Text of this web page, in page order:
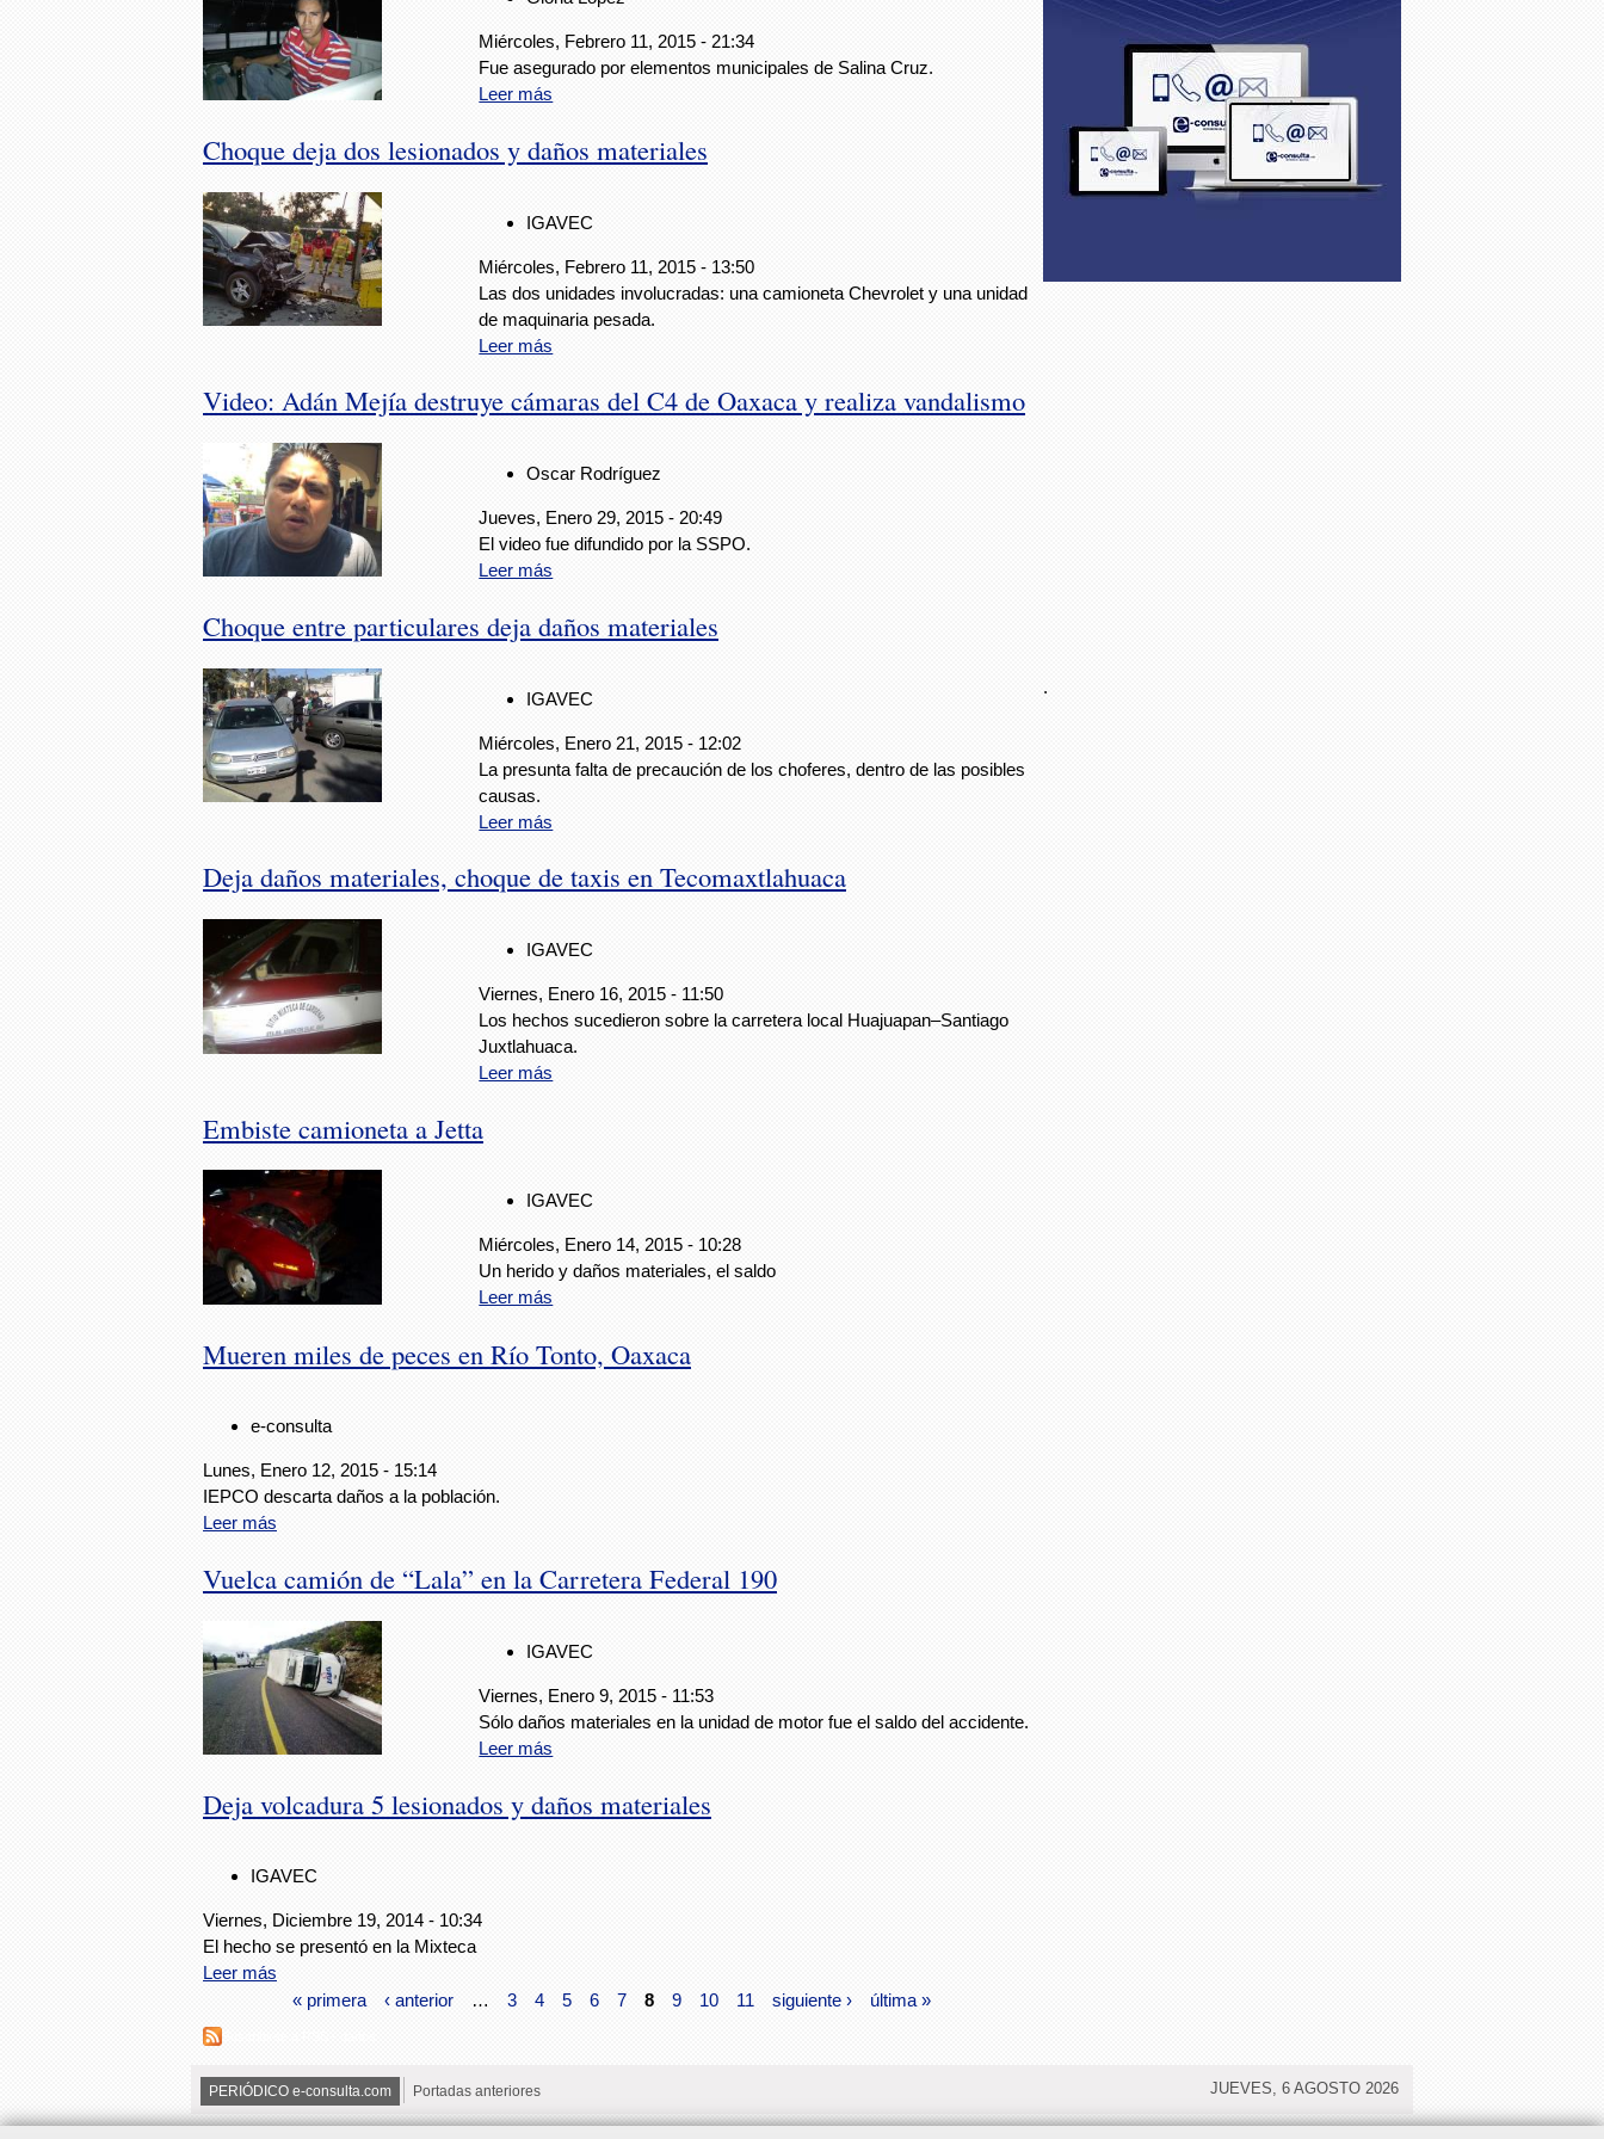
Miércoles, Febrero 11, 2015 - 21:34
Fue asegurado por elementos municipales de Salina Cruz.
Leer más
Choque deja dos lesionados y daños materiales
IGAVEC
Miércoles, Febrero 11, 2015 - 13:50
Las dos unidades involucradas: una camioneta Chevrolet y una unidad
de maquinaria pesada.
Leer más
Video: Adán Mejía destruye cámaras del C4 de Oaxaca y realiza vandalismo
Oscar Rodríguez
Jueves, Enero 29, 2015 - 20:49
El video fue difundido por la SSPO.
Leer más
Choque entre particulares deja daños materiales
IGAVEC
Miércoles, Enero 21, 2015 - 12:02
La presunta falta de precaución de los choferes, dentro de las posibles
causas.
Leer más
Deja daños materiales, choque de taxis en Tecomaxtlahuaca
IGAVEC
Viernes, Enero 16, 2015 - 11:50
Los hechos sucedieron sobre la carretera local Huajuapan–Santiago
Juxtlahuaca.
Leer más
Embiste camioneta a Jetta
IGAVEC
Miércoles, Enero 14, 2015 - 10:28
Un herido y daños materiales, el saldo
Leer más
Mueren miles de peces en Río Tonto, Oaxaca
e-consulta
Lunes, Enero 12, 2015 - 15:14
IEPCO descarta daños a la población.
Leer más
Vuelca camión de “Lala” en la Carretera Federal 190
IGAVEC
Viernes, Enero 9, 2015 - 11:53
Sólo daños materiales en la unidad de motor fue el saldo del accidente.
Leer más
Deja volcadura 5 lesionados y daños materiales
IGAVEC
Viernes, Diciembre 19, 2014 - 10:34
El hecho se presentó en la Mixteca
Leer más
« primera
‹ anterior … 3 4 5 6 7 8 9 10 11 siguiente › última »
.
PERIÓDICO e-consulta.com Portadas anteriores JUEVES, 6 AGOSTO 2026